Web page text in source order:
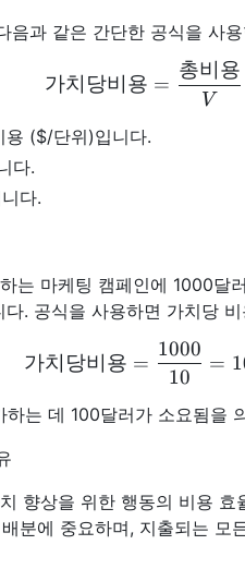
음과 같은 간단한 공식을 사
\text{가
가치당비용 =
V
총비용
용 ($/단위)입니다.
다.
다.
는 마케팅 캠페인에 1000달
. 공식을 사용하면 가치당
\text{가
가치당비용 =
10
1000
=
는 데 100달러가 소요됨을
향상을 위한 행동의 비용 효
분에 중요하며, 지출되는 모